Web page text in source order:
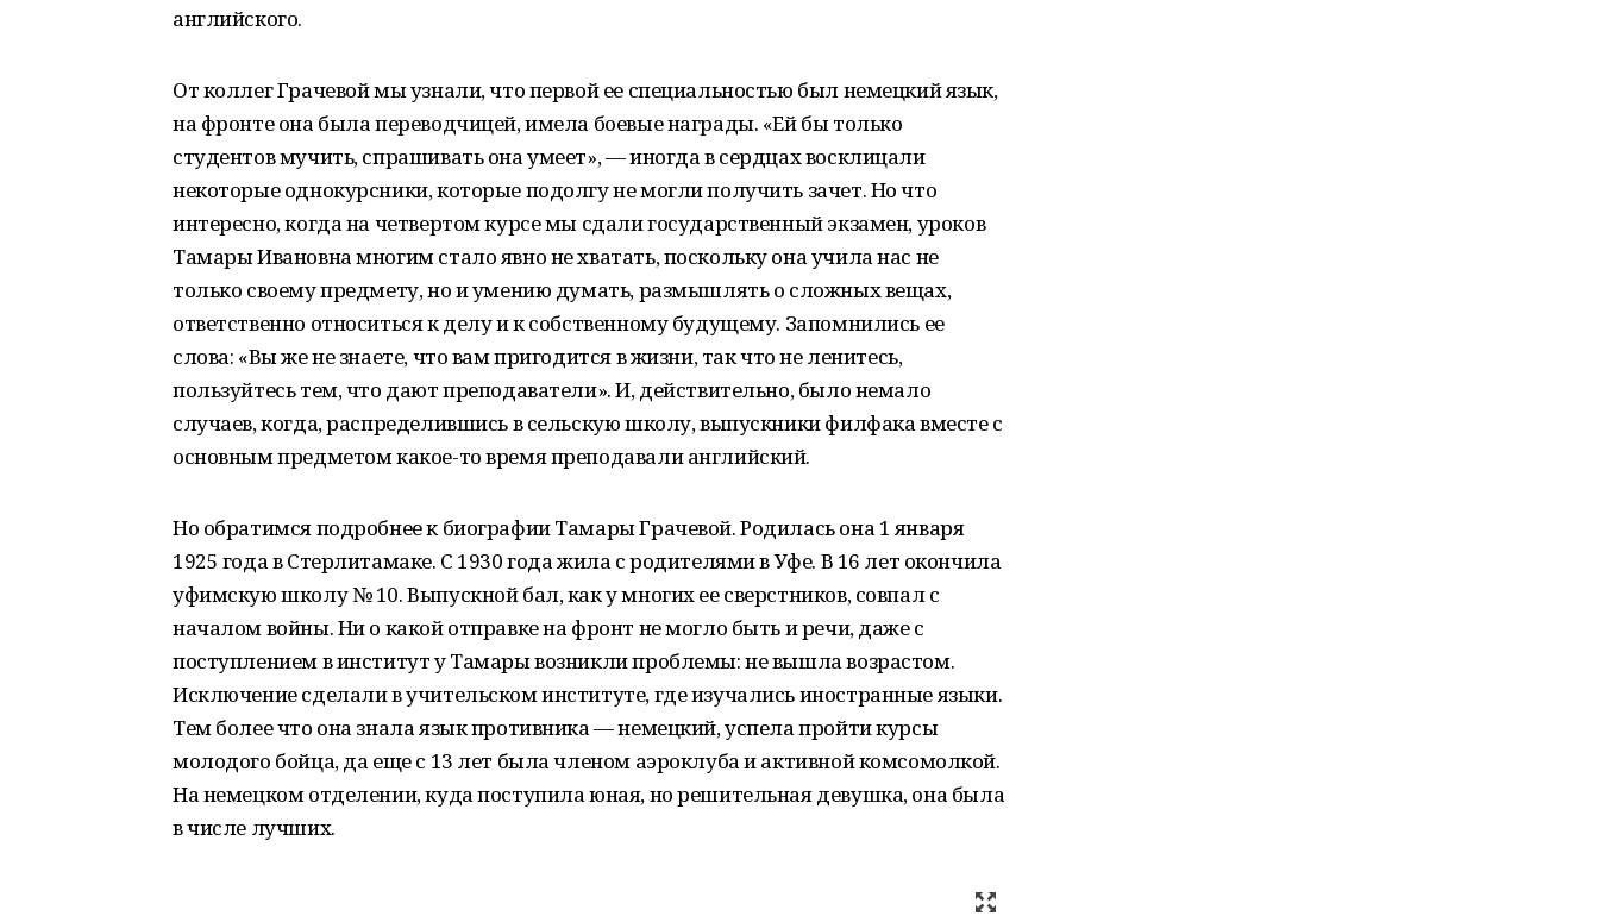
английского.
От коллег Грачевой мы узнали, что первой ее специальностью был немецкий язык,
на фронте она была переводчицей, имела боевые награды. «Ей бы только
студентов мучить, спрашивать она умеет», — иногда в сердцах восклицали
некоторые однокурсники, которые подолгу не могли получить зачет. Но что
интересно, когда на четвертом курсе мы сдали государственный экзамен, уроков
Тамары Ивановна многим стало явно не хватать, поскольку она учила нас не
только своему предмету, но и умению думать, размышлять о сложных вещах,
ответственно относиться к делу и к собственному будущему. Запомнились ее
слова: «Вы же не знаете, что вам пригодится в жизни, так что не ленитесь,
пользуйтесь тем, что дают преподаватели». И, действительно, было немало
случаев, когда, распределившись в сельскую школу, выпускники филфака вместе с
основным предметом какое-то время преподавали английский.
Но обратимся подробнее к биографии Тамары Грачевой. Родилась она 1 января
1925 года в Стерлитамаке. С 1930 года жила с родителями в Уфе. В 16 лет окончила
уфимскую школу № 10. Выпускной бал, как у многих ее сверстников, совпал с
началом войны. Ни о какой отправке на фронт не могло быть и речи, даже с
поступлением в институт у Тамары возникли проблемы: не вышла возрастом.
Исключение сделали в учительском институте, где изучались иностранные языки.
Тем более что она знала язык противника — немецкий, успела пройти курсы
молодого бойца, да еще с 13 лет была членом аэроклуба и активной комсомолкой.
На немецком отделении, куда поступила юная, но решительная девушка, она была
в числе лучших.